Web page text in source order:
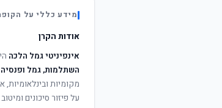
מידע כללי על
אודות הקרן
אינפיניטי גמל הלכה
השתלמות, גמל
מקומיות
על פיזור סיכונים